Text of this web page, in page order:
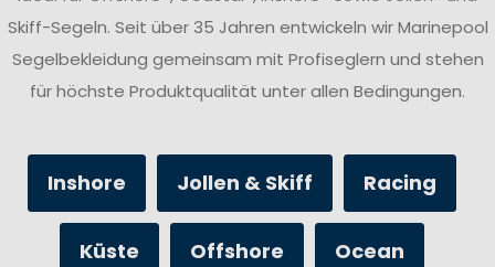
Skiff-Segeln. Seit über 35 Jahren entwickeln wir Marinepool
Segelbekleidung gemeinsam mit Profiseglern und stehen
für höchste Produktqualität unter allen Bedingungen.
Inshore Jollen & Skiff Racing
Küste Offshore Ocean